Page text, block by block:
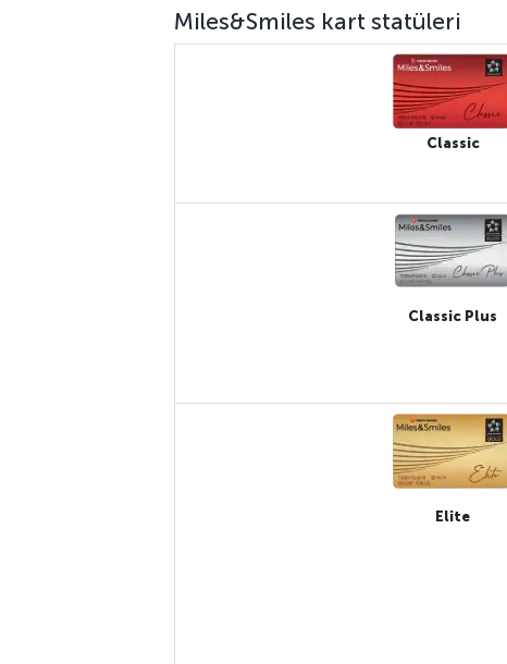
Miles&Smiles kart statüleri
Classic
Classic Plus
Elite